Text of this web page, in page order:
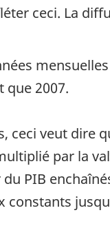
ceci. La
que 2007.
ceci veut dire
par la
PIB